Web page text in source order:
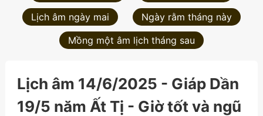
Lịch âm ngày mai
Ngày rằm tháng này
Mồng một âm lịch tháng sau
Lịch âm 14/6/2025 - Giáp Dần
19/5 năm Ất Tị - Giờ tốt và ngũ